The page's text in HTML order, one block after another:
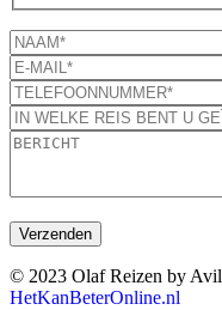
© 2023 Olaf Reizen by
HetKanBeterOnline.nl